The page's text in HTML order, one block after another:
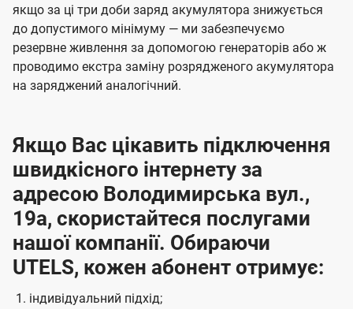
якщо за ці три доби заряд акумулятора знижується
до допустимого мінімуму — ми забезпечуємо
резервне живлення за допомогою генераторів або ж
проводимо екстра заміну розрядженого акумулятора
на заряджений аналогічний.
Якщо Вас цікавить підключення
швидкісного інтернету за
адресою Володимирська вул.,
19а, скористайтеся послугами
нашої компанії. Обираючи
UTELS, кожен абонент отримує:
індивідуальний підхід;